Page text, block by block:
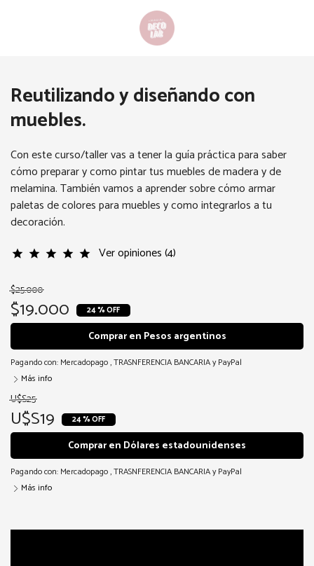
Reutilizando y diseñando con
muebles.
Con este curso/taller vas a tener la guía práctica para saber
cómo preparar y como pintar tus muebles de madera y de
melamina. También vamos a aprender sobre cómo armar
paletas de colores para muebles y como integrarlos a tu
decoración.
star star star star star Ver opiniones (4)
$25.000
$19.000 24 % OFF
Comprar en Pesos argentinos
Pagando con: Mercadopago,TRASNFERENCIA BANCARIAy PayPal
Más info
U$S25
U$S19 24 % OFF
Comprar en Dólares estadounidenses
Pagando con: Mercadopago,TRASNFERENCIA BANCARIAy PayPal
Más info